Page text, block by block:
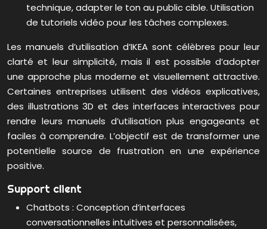
technique, adapter le ton au public cible. Utilisation
de tutoriels vidéo pour les tâches complexes.
Les manuels d’utilisation d’IKEA sont célèbres pour leur
clarté et leur simplicité, mais il est possible d’adopter
une approche plus moderne et visuellement attractive.
Certaines entreprises utilisent des vidéos explicatives,
des illustrations 3D et des interfaces interactives pour
rendre leurs manuels d’utilisation plus engageants et
faciles à comprendre. L’objectif est de transformer une
potentielle source de frustration en une expérience
positive.
Support client
Chatbots : Conception d’interfaces
conversationnelles intuitives et personnalisées,